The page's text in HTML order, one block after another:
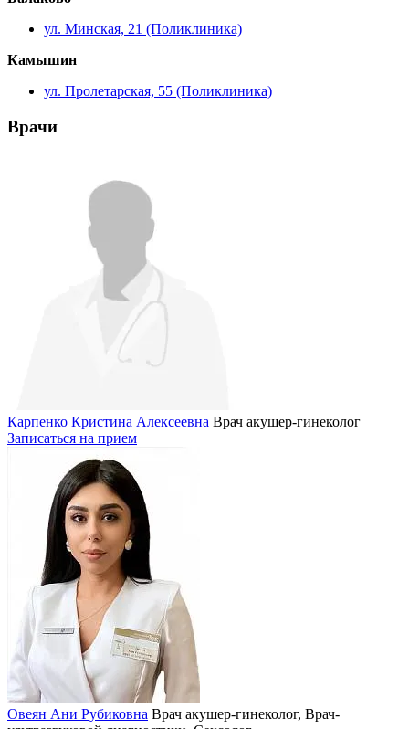
ул. Минская, 21 (Поликлиника)
Камышин
ул. Пролетарская, 55 (Поликлиника)
Врачи
Карпенко Кристина Алексеевна Врач акушер-гинеколог
Записаться на прием
Овеян Ани Рубиковна Врач акушер-гинеколог, Врач-